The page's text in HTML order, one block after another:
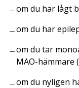
om du har lågt
om du har
om du tar
MAO-hämmare
om du nyligen